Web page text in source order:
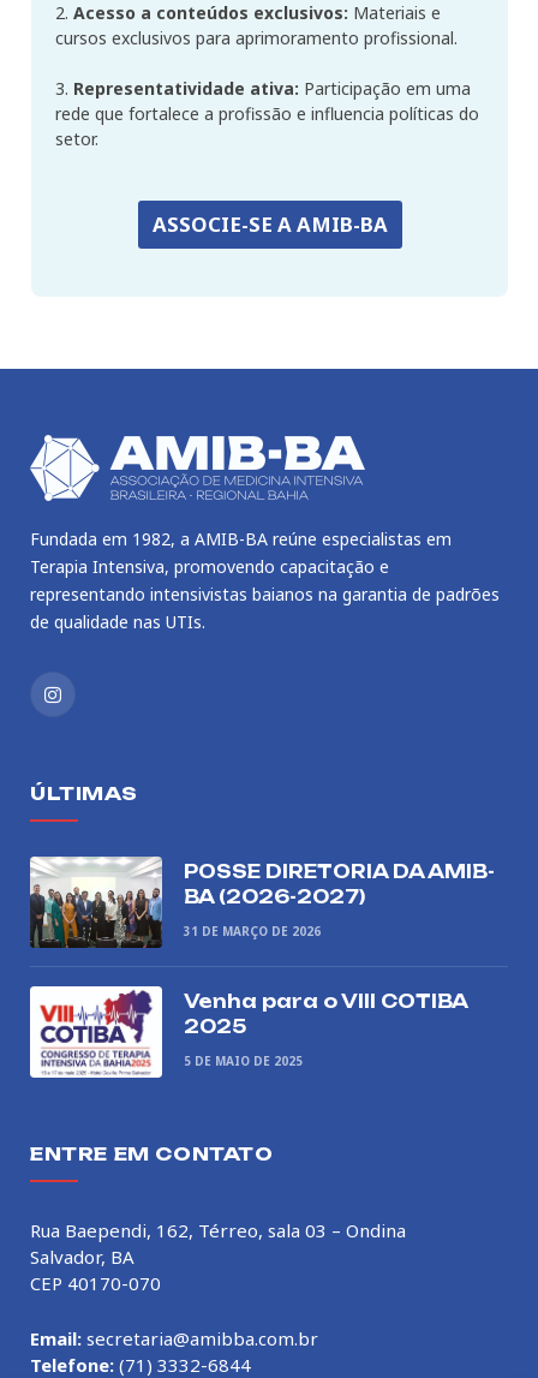
2. Acesso a conteúdos exclusivos: Materiais e
cursos exclusivos para aprimoramento profissional.
3. Representatividade ativa: Participação em uma
rede que fortalece a profissão e influencia políticas do
setor.
ASSOCIE-SE A AMIB-BA
Fundada em 1982, a AMIB-BA reúne especialistas em
Terapia Intensiva, promovendo capacitação e
representando intensivistas baianos na garantia de padrões
de qualidade nas UTIs.
Instagram
ÚLTIMAS
POSSE DIRETORIA DA AMIB-
BA (2026-2027)
31 DE MARÇO DE 2026
Venha para o VIII COTIBA
2025
5 DE MAIO DE 2025
ENTRE EM CONTATO
Rua Baependi, 162, Térreo, sala 03 – Ondina
Salvador, BA
CEP 40170-070
Email: secretaria@amibba.com.br
Telefone: (71) 3332-6844